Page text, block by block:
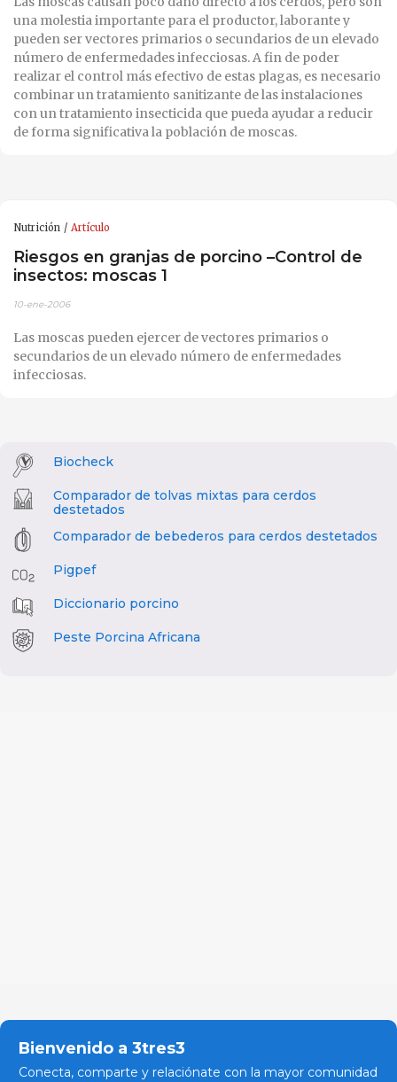
una molestia importante para el productor, laborante y
pueden ser vectores primarios o secundarios de un elevado
número de enfermedades infecciosas. A fin de poder
realizar el control más efectivo de estas plagas, es necesario
combinar un tratamiento sanitizante de las instalaciones
con un tratamiento insecticida que pueda ayudar a reducir
de forma significativa la población de moscas.
Nutrición Artículo
Riesgos en granjas de porcino –Control de
insectos: moscas 1
10-ene-2006
Las moscas pueden ejercer de vectores primarios o
secundarios de un elevado número de enfermedades
infecciosas.
Biocheck
Comparador de tolvas mixtas para cerdos
destetados
Comparador de bebederos para cerdos destetados
Pigpef
Diccionario porcino
Peste Porcina Africana
Bienvenido a 3tres3
Conecta, comparte y relaciónate con la mayor comunidad